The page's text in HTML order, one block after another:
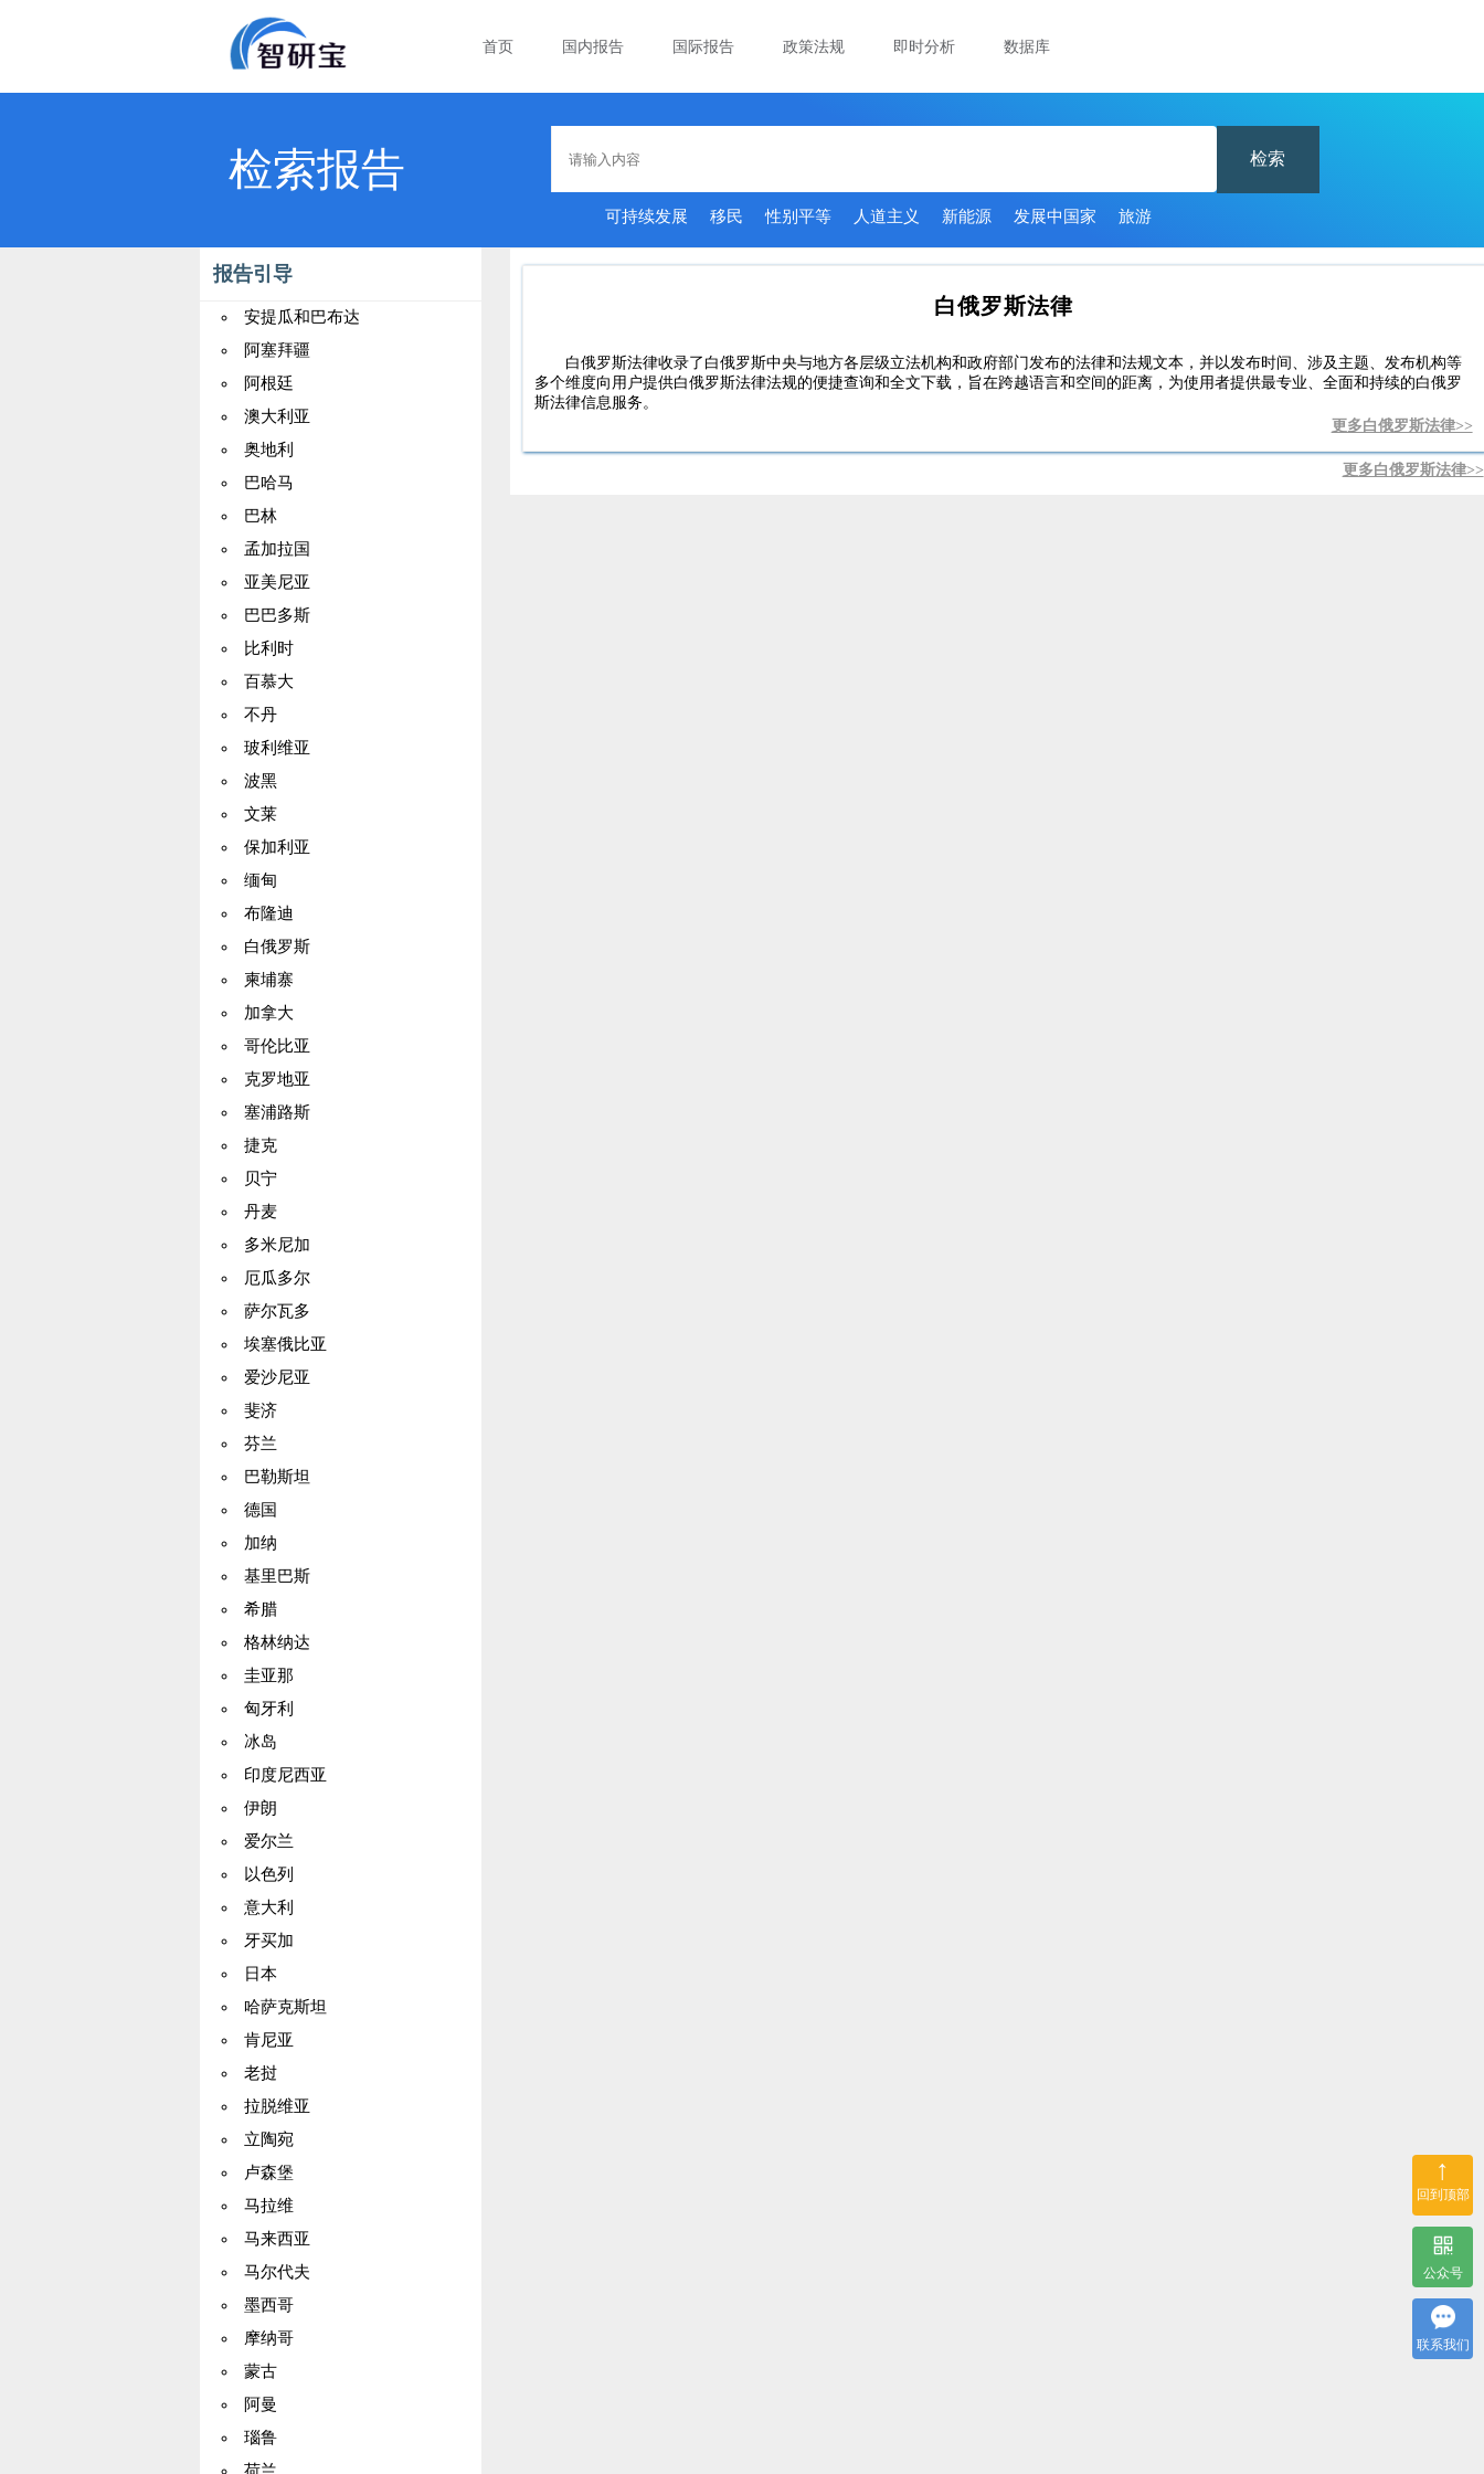
首页 国内报告 国际报告 政策法规 即时分析 数据库
检索报告 检索
可持续发展 移民 性别平等 人道主义 新能源 发展中国家 旅游
报告引导
安提瓜和巴布达
阿塞拜疆
阿根廷
澳大利亚
奥地利
巴哈马
巴林
孟加拉国
亚美尼亚
巴巴多斯
比利时
百慕大
不丹
玻利维亚
波黑
文莱
保加利亚
缅甸
布隆迪
白俄罗斯
柬埔寨
加拿大
哥伦比亚
克罗地亚
塞浦路斯
捷克
贝宁
丹麦
多米尼加
厄瓜多尔
萨尔瓦多
埃塞俄比亚
爱沙尼亚
斐济
芬兰
巴勒斯坦
德国
加纳
基里巴斯
希腊
格林纳达
圭亚那
匈牙利
冰岛
印度尼西亚
伊朗
爱尔兰
以色列
意大利
牙买加
日本
哈萨克斯坦
肯尼亚
老挝
拉脱维亚
立陶宛
卢森堡
马拉维
马来西亚
马尔代夫
墨西哥
摩纳哥
蒙古
阿曼
瑙鲁
白俄罗斯法律
白俄罗斯法律收录了白俄罗斯中央与地方各层级立法机构和政府部门发布的法律和法规文本，并以发布时间、涉及主题、发布机构等
多个维度向用户提供白俄罗斯法律法规的便捷查询和全文下载，旨在跨越语言和空间的距离，为使用者提供最专业、全面和持续的白俄罗
斯法律信息服务。
更多白俄罗斯法律>>
更多白俄罗斯法律>>
↑
回到顶部
公众号
联系我们